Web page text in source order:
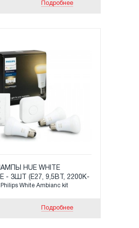
Подробнее
HUE WHITE
- 3ШТ (Е27, 9,5ВТ, 2200K-
+ HUE BRIDGE PHILIPS
White Ambianc kit
Подробнее